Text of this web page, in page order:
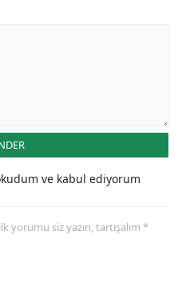
ve kabul ediyorum
yorumu siz yazın, tartışalım *